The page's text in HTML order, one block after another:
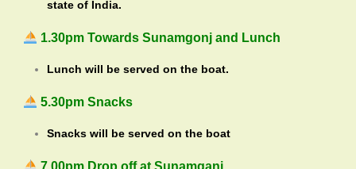
state of India.
1.30pm Towards Sunamgonj and Lunch
Lunch will be served on the boat.
5.30pm Snacks
Snacks will be served on the boat
7.00pm Drop off at Sunamganj